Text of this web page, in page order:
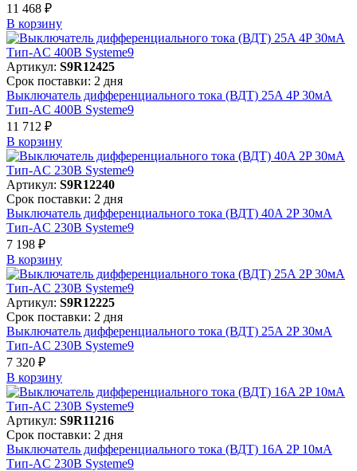
11 468 ₽
В корзинy
Артикул: S9R12425
Срок поставки: 2 дня
Выключатель дифференциального тока (ВДТ) 25A 4P 30мА
Тип-AC 400В Systeme9
11 712 ₽
В корзинy
Артикул: S9R12240
Срок поставки: 2 дня
Выключатель дифференциального тока (ВДТ) 40A 2P 30мА
Тип-AC 230В Systeme9
7 198 ₽
В корзинy
Артикул: S9R12225
Срок поставки: 2 дня
Выключатель дифференциального тока (ВДТ) 25A 2P 30мА
Тип-AC 230В Systeme9
7 320 ₽
В корзинy
Артикул: S9R11216
Срок поставки: 2 дня
Выключатель дифференциального тока (ВДТ) 16A 2P 10мА
Тип-AC 230В Systeme9